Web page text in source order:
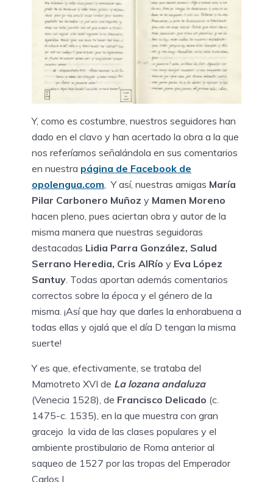
Y, como es costumbre, nuestros seguidores han
dado en el clavo y han acertado la obra a la que
nos referíamos señalándola en sus comentarios
en nuestra página de Facebook de
opolengua.com , Y así, nuestras amigas María
Pilar Carbonero Muñoz y Mamen Moreno
hacen pleno, pues aciertan obra y autor de la
misma manera que nuestras seguidoras
destacadas Lidia Parra González, Salud
Serrano Heredia, Cris AlRío y Eva López
Santuy . Todas aportan además comentarios
correctos sobre la época y el género de la
misma. ¡Así que hay que darles la enhorabuena a
todas ellas y ojalá que el día D tengan la misma
suerte!
Y es que, efectivamente, se trataba del
Mamotreto XVI de La lozana andaluza
(Venecia 1528), de Francisco Delicado (c.
1475-c. 1535), en la que muestra con gran
gracejo la vida de las clases populares y el
ambiente prostibulario de Roma anterior al
saqueo de 1527 por las tropas del Emperador
Carlos I.